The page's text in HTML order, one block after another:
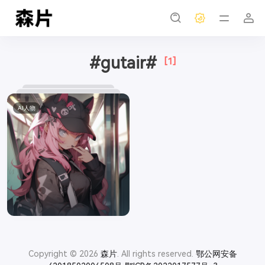
#gutair# [1]
AI人物
Copyright © 2026 森片. All rights reserved. 鄂公网安备